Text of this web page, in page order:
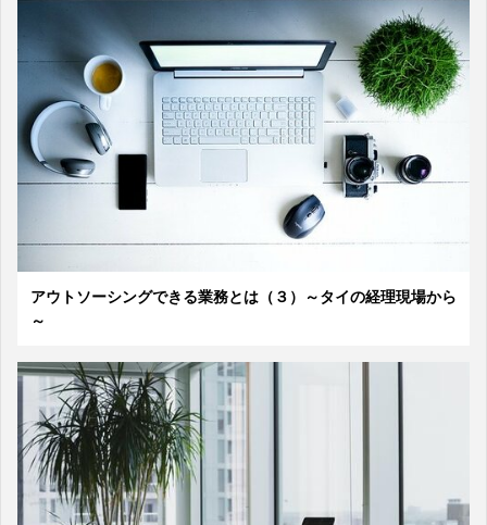
アウトソーシングできる業務とは（３）～タイの経理現場から
～